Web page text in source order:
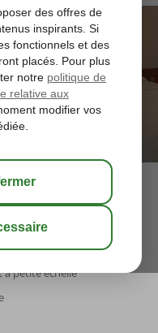
sauver
la plage
petite échelle